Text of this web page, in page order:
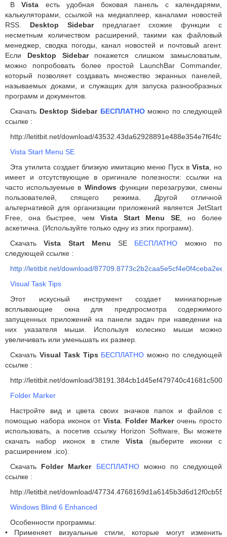
ВVista есть удобная боковая панель с календарями,
калькуляторами, ссылкой на медиаплеер, каналами новостей
RSS. Desktop Sidebarпредлагает схожие функции с
несметным количеством расширений, такими как файловый
менеджер, сводка погоды, канал новостей и почтовый агент.
Если Desktop Sidebarпокажется слишком замысловатым,
можно попробовать более простой LaunchBar Commander,
который позволяет создавать множество экранных панелей,
называемых доками, и служащих для запуска разнообразных
программ и документов.
Скачать Desktop Sidebar БЕСПЛАТНОможно по следующей
ссылке :
http://letitbit.net/download/
Vista Start Menu SE
Эта утилита создает близкую имитацию меню Пуск вVista , но
имеет и отсутствующие в оригинале полезности: ссылки на
часто используемые в Windows функции перезагрузки, смены
пользователей, спящего режима. Другой отличной
альтернативой для организации приложений является JetStart
Free, она быстрее, чемVista Start Menu SE, но более
аскетична. (Используйте только одну из этих программ).
СкачатьVista Start Menu SE БЕСПЛАТНО можно по
следующей ссылке :
http://letitbit.net/download/
Visual Task Tips
Этот искусный инструмент создает миниатюрные
всплывающие окна для предпросмотра содержимого
запущенных приложений на панели задач при наведении на
них указателя мыши. Используя колесико мыши можно
увеличивать или уменьшать их размер.
Скачать Visual Task Tips БЕСПЛАТНО можно по следующей
ссылке :
http://letitbit.net/download/
Folder Marker
Настройте вид и цвета своих значков папок и файлов с
помощью набора иконок от Vista. Folder Markerочень просто
использовать, а посетив ссылку Horizon Software, Вы можете
скачать набор иконок в стилеVista (выберите иконки с
расширением .ico).
Скачать Folder MarkerБЕСПЛАТНОможно по следующей
ссылке :
http://letitbit.net/download/
Windows Blind 6 Enhanced
Особенности программы:
• Применяет визуальные стили, которые могут изменить